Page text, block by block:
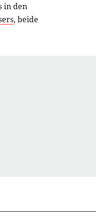
in den
, beide